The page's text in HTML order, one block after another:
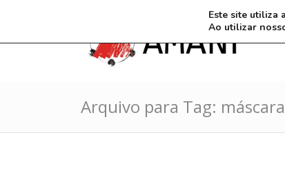
Arquivo para Tag:
Este site utiliza
Ao utilizar